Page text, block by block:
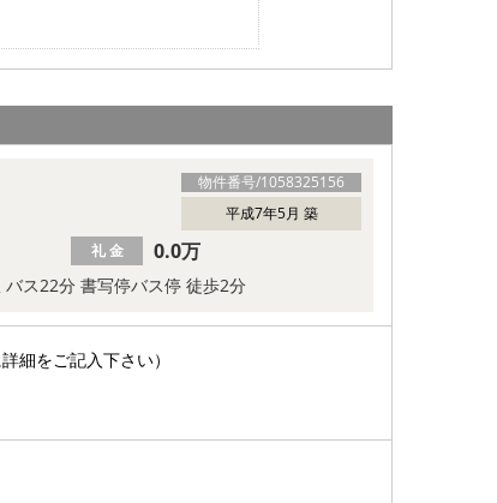
物件番号/1058325156
平成7年5月 築
バス22分 書写停バス停 徒歩2分
礼 金 0.0万
細をご記入下さい）